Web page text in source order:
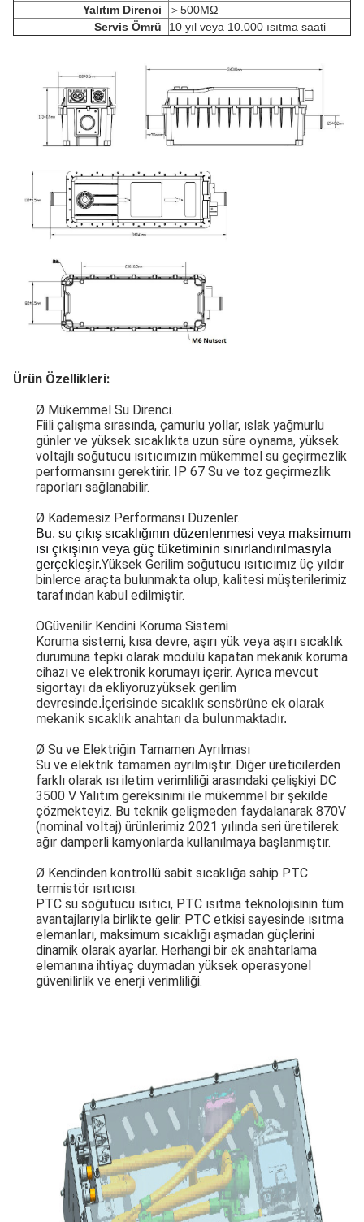
Yalıtım Direnci
＞500MΩ
Servis Ömrü
10 yıl veya 10.000 ısıtma saati
Ürün Özellikleri:
Ø Mükemmel Su Direnci.
Fiili çalışma sırasında, çamurlu yollar, ıslak yağmurlu
günler ve yüksek sıcaklıkta uzun süre oynama, yüksek
voltajlı soğutucu ısıtıcımızın mükemmel su geçirmezlik
performansını gerektirir. IP 67 Su ve toz geçirmezlik
raporları sağlanabilir.
Ø Kademesiz Performansı Düzenler.
Bu, su çıkış sıcaklığının düzenlenmesi veya maksimum
ısı çıkışının veya güç tüketiminin sınırlandırılmasıyla
gerçekleşir.Yüksek Gerilim soğutucu ısıtıcımız üç yıldır
binlerce araçta bulunmakta olup, kalitesi müşterilerimiz
tarafından kabul edilmiştir.
OGüvenilir Kendini Koruma Sistemi
Koruma sistemi, kısa devre, aşırı yük veya aşırı sıcaklık
durumuna tepki olarak modülü kapatan mekanik koruma
cihazı ve elektronik korumayı içerir. Ayrıca mevcut
sigortayı da ekliyoruzyüksek gerilim
devresinde. İçerisinde sıcaklık sensörüne ek olarak
mekanik sıcaklık anahtarı da bulunmaktadır.
Ø Su ve Elektriğin Tamamen Ayrılması
Su ve elektrik tamamen ayrılmıştır. Diğer üreticilerden
farklı olarak ısı iletim verimliliği arasındaki çelişkiyi DC
3500 V Yalıtım gereksinimi ile mükemmel bir şekilde
çözmekteyiz. Bu teknik gelişmeden faydalanarak 870V
(nominal voltaj) ürünlerimiz 2021 yılında seri üretilerek
ağır damperli kamyonlarda kullanılmaya başlanmıştır.
Ø Kendinden kontrollü sabit sıcaklığa sahip PTC
termistör ısıtıcısı.
PTC su soğutucu ısıtıcı, PTC ısıtma teknolojisinin tüm
avantajlarıyla birlikte gelir. PTC etkisi sayesinde ısıtma
elemanları, maksimum sıcaklığı aşmadan güçlerini
dinamik olarak ayarlar. Herhangi bir ek anahtarlama
elemanına ihtiyaç duymadan yüksek operasyonel
güvenilirlik ve enerji verimliliği.